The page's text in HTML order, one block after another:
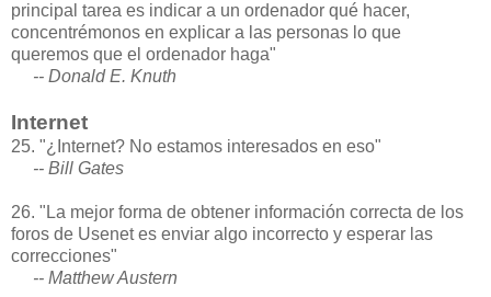
principal tarea es indicar a un ordenador qué hacer,
concentrémonos en explicar a las personas lo que
queremos que el ordenador haga"
-- Donald E. Knuth
Internet
25. "¿Internet? No estamos interesados en eso"
-- Bill Gates
26. "La mejor forma de obtener información correcta de los
foros de Usenet es enviar algo incorrecto y esperar las
correcciones"
-- Matthew Austern